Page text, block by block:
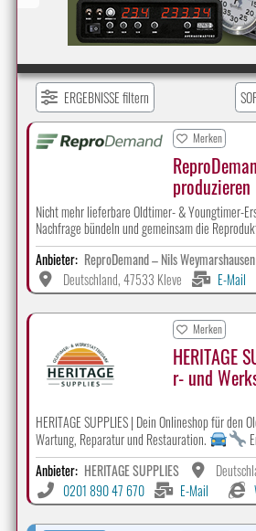
ERGEBNISSE filtern
Merken
produzieren
Nicht mehr lieferbare Oldtimer- & Youngtimer-
Nachfrage bündeln und gemeinsam die
Anbieter: ReproDemand – Nils Weymarshausen
Deutschland, 47533 Kleve
E-Mail
Merken
HERITAGE
r- und
HERITAGE SUPPLIES | Dein Onlineshop für den
Wartung, Reparatur und Restauration.
Anbieter: HERITAGE SUPPLIES
0201 890 47 670
E-Mail